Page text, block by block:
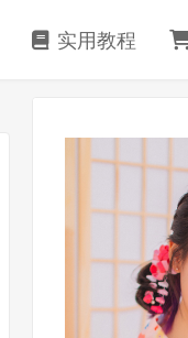
实用教程